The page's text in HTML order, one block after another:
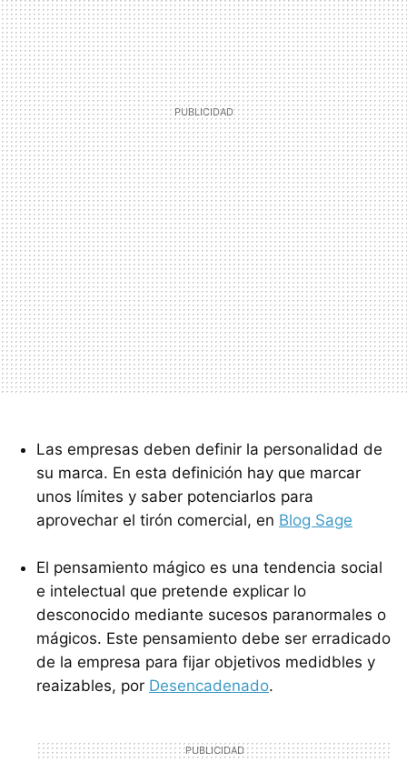
Las empresas deben definir la personalidad de
su marca. En esta definición hay que marcar
unos límites y saber potenciarlos para
aprovechar el tirón comercial, en Blog Sage
El pensamiento mágico es una tendencia social
e intelectual que pretende explicar lo
desconocido mediante sucesos paranormales o
mágicos. Este pensamiento debe ser erradicado
de la empresa para fijar objetivos medidbles y
reaizables, por Desencadenado.